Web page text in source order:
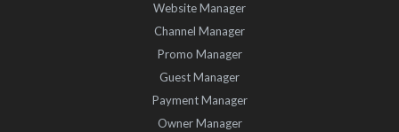
Website Manager
Channel Manager
Promo Manager
Guest Manager
Payment Manager
Owner Manager